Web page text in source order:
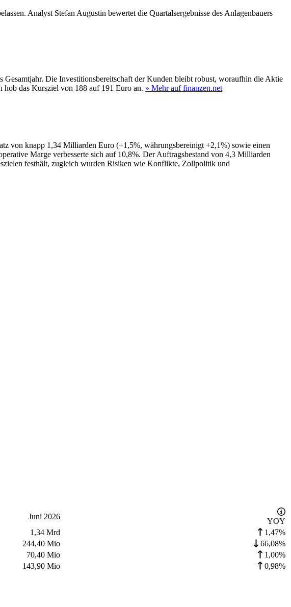
Analyst Stefan Augustin bewertet die Quartalsergebnisse des Anlagenbauers
Die Investitionsbereitschaft der Kunden bleibt robust, woraufhin die Aktie
hob das Kursziel von 188 auf 191 Euro an. » Mehr auf finanzen.net
von knapp 1,34 Milliarden Euro (+1,5%, währungsbereinigt +2,1%) sowie einen
Marge verbesserte sich auf 10,8%. Der Auftragsbestand von 4,3 Milliarden
festhält, zugleich wurden Risiken wie Konflikte, Zollpolitik und
Juni 2026
YOY
1,34 Mrd
1,47%
244,40 Mio
66,08%
70,40 Mio
1,00%
143,90 Mio 0,98%